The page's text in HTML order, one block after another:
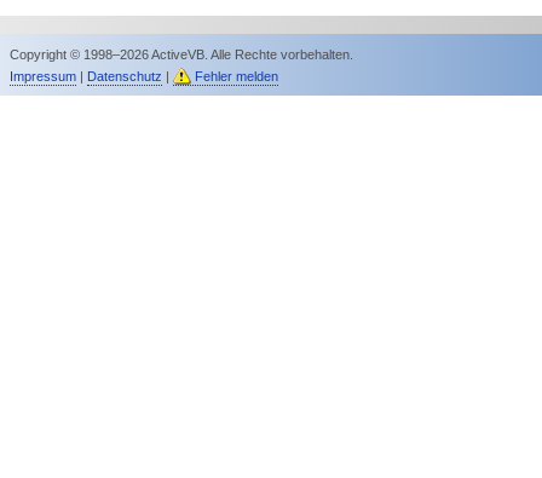
Copyright © 1998–2026 ActiveVB. Alle Rechte vorbehalten.
Impressum| Datenschutz | Fehler melden